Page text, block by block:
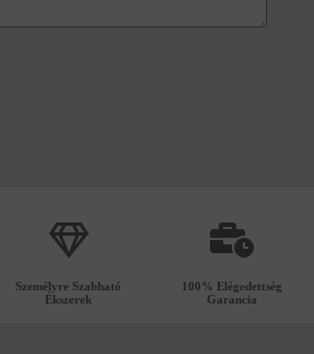
Személyre Szabható
Ékszerek
100% Elégedettség
Garancia